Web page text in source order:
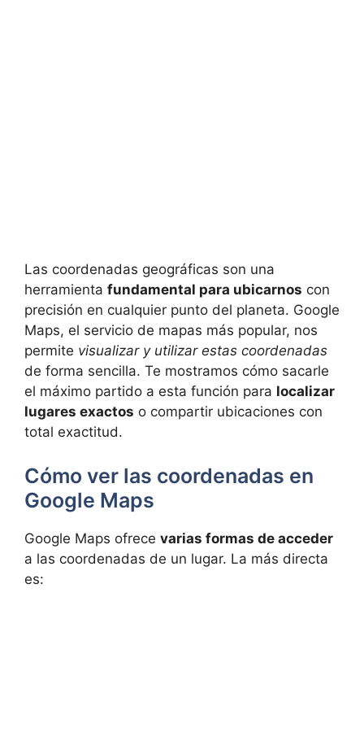
Las coordenadas geográficas son una
herramienta fundamental para ubicarnos con
precisión en cualquier punto del planeta. Google
Maps, el servicio de mapas más popular, nos
permite visualizar y utilizar estas coordenadas
de forma sencilla. Te mostramos cómo sacarle
el máximo partido a esta función para localizar
lugares exactos o compartir ubicaciones con
total exactitud.
Cómo ver las coordenadas en
Google Maps
Google Maps ofrece varias formas de acceder
a las coordenadas de un lugar. La más directa
es: